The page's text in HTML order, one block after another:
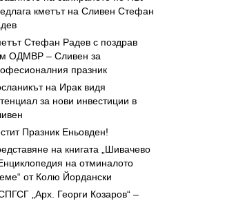
кметът на Сливен Стефан
Стефан Радев с поздрав
ОДМВР – Сливен за
празник
на Ирак видя
за нови инвестиции в
Празник Еньовден!
на книгата „Шивачево
на отминалото
от Колю Йордански
„Арх. Георги Козаров“ –